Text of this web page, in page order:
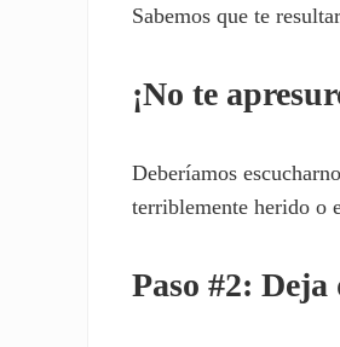
Sabemos que te
¡No te
Deberíamos
terriblemente herido o
Paso #2: